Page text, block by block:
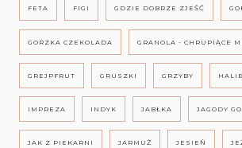
FETA FIGI GDZIE DOBRZE ZJEŚĆ
GORZKA CZEKOLADA GRANOLA - CHRUPIĄCE
GREJPFRUT GRUSZKI GRZYBY
IMPREZA INDYK JABŁKA JAGODY
JAK Z PIEKARNI JARMUŻ JESIEŃ